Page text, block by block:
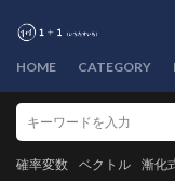
HOME CATEGORY
確率変数 ベクトル 漸化